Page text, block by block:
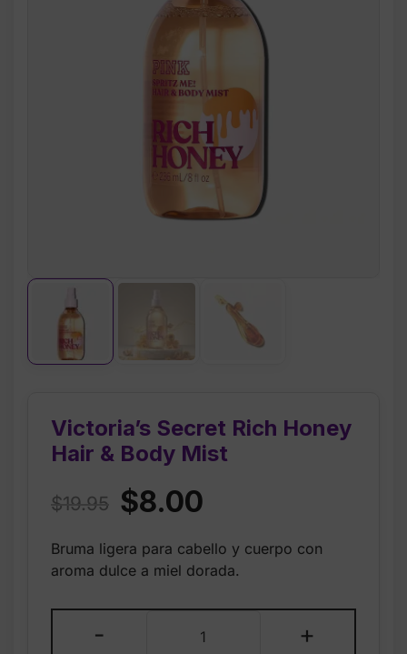
Victoria’s Secret Rich Honey
Hair & Body Mist
$19.95 Original
was:
$8.00
is:
Bruma ligera para cabello y cuerpo con
aroma dulce a miel dorada.
-
Secret
+